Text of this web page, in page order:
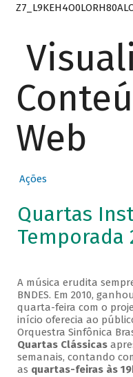
Web
Ações
Quartas
Temporada
A música erudita
BNDES. Em 2010,
quarta-feira com o
início oferecia ao
Orquestra Sinfônica
Quartas Clássicas
semanais, contando
as quartas-feiras às